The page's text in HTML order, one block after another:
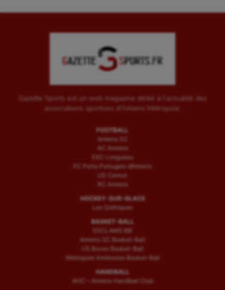
Gazette Sports est un web magazine dédié à l'actualité des
associations sportives d'Amiens Métropole.
FOOTBALL
Amiens SC
AC Amiens
ESC Longueau
FC Porto Portugais d’Amiens
US Camon
RC Amiens
HOCKEY-SUR-GLACE
Les Gothiques
BASKET-BALL
ESCLAMS BB
Amiens SC Basket-Ball
US Boves Basket-Ball
Métropole Amiénoise Basket-Ball
HANDBALL
AHC – Amiens Handball Club